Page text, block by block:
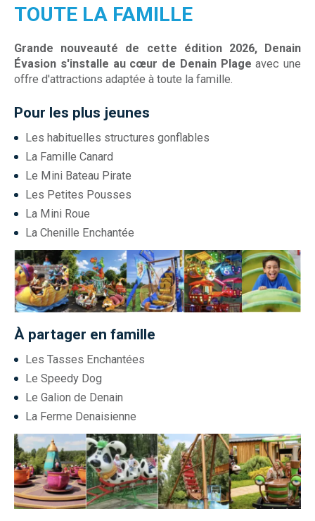
TOUTE LA FAMILLE
Grande nouveauté de cette édition 2026, Denain
Évasion s'installe au cœur de Denain Plage avec une
offre d'attractions adaptée à toute la famille.
Pour les plus jeunes
Les habituelles structures gonflables
La Famille Canard
Le Mini Bateau Pirate
Les Petites Pousses
La Mini Roue
La Chenille Enchantée
À partager en famille
Les Tasses Enchantées
Le Speedy Dog
Le Galion de Denain
La Ferme Denaisienne